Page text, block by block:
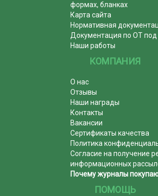
формах, бланках
Карта сайта
Нормативная
Документация по ОТ
Наши работы
КОМПАНИЯ
О нас
Отзывы
Наши награды
Контакты
Вакансии
Сертификаты качества
Политика
Согласие на получение
информационных
Почему журналы
ПОМОЩЬ